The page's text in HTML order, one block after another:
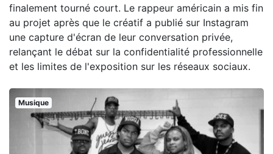
finalement tourné court. Le rappeur américain a mis fin
au projet après que le créatif a publié sur Instagram
une capture d'écran de leur conversation privée,
relançant le débat sur la confidentialité professionnelle
et les limites de l'exposition sur les réseaux sociaux.
Musique